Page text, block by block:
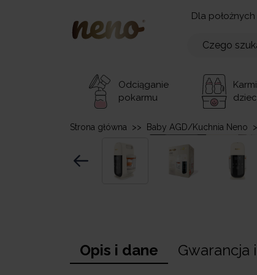
Dla położnych
Odciąganie
pokarmu
Strona główna >> Baby AGD/Kuchnia Neno
Opis i dane Gwarancja